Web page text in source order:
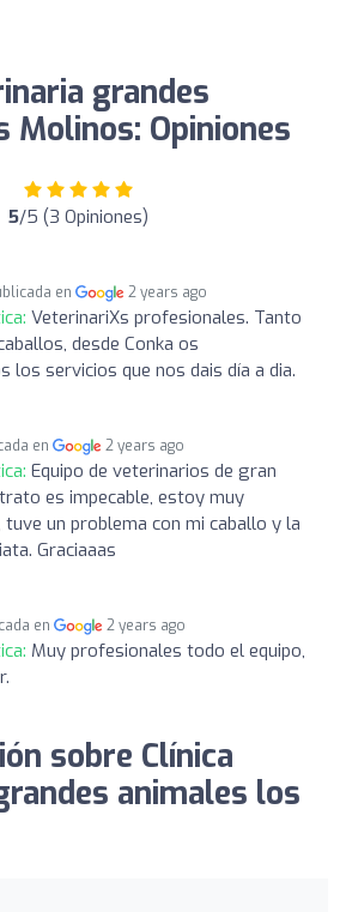
grandes
Molinos: Opiniones
5/5 (3 Opiniones)
en 2 years ago
VeterinariXs profesionales. Tanto
desde Conka os
los servicios que nos dais día a dia.
en 2 years ago
Equipo de veterinarios de gran
es impecable, estoy muy
un problema con mi caballo y la
Graciaaas
en 2 years ago
Muy profesionales todo el equipo,
sobre Clínica
animales los